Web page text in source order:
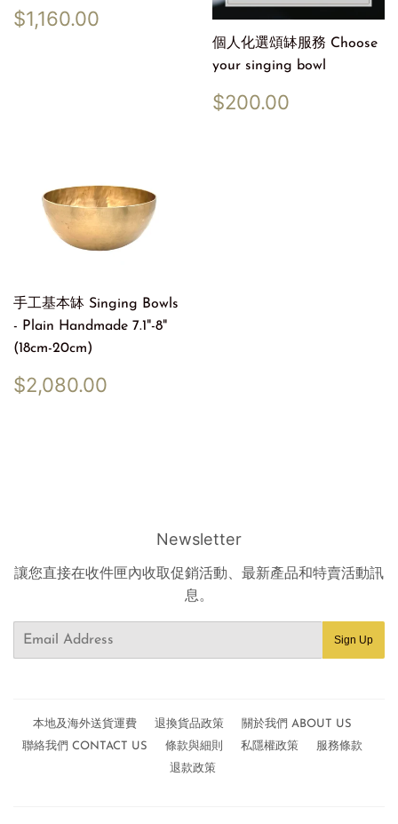
Regular
price
$1,160.00
個人化選頌缽服務 Choose
your singing bowl
Regular
price
$200.00
手工基本缽 Singing Bowls
- Plain Handmade 7.1"-8"
(18cm-20cm)
Regular
price
$2,080.00
Newsletter
讓您直接在收件匣內收取促銷活動、最新產品和特賣活動訊
息。
Email
Sign Up
本地及海外送貨運費 退換貨品政策
關於我們 ABOUT US
聯絡我們 CONTACT US
條款與細則 私隱權政策
服務條款
退款政策